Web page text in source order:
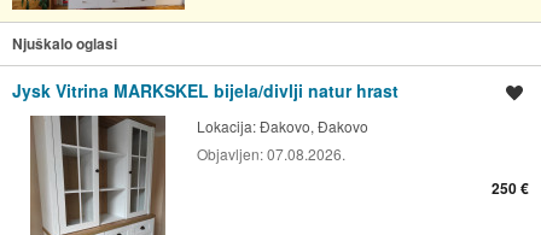
Njuškalo oglasi
Jysk Vitrina MARKSKEL bijela/divlji natur hrast
Lokacija:Đakovo, Đakovo
Objavljen:07.08.2026.
250 €